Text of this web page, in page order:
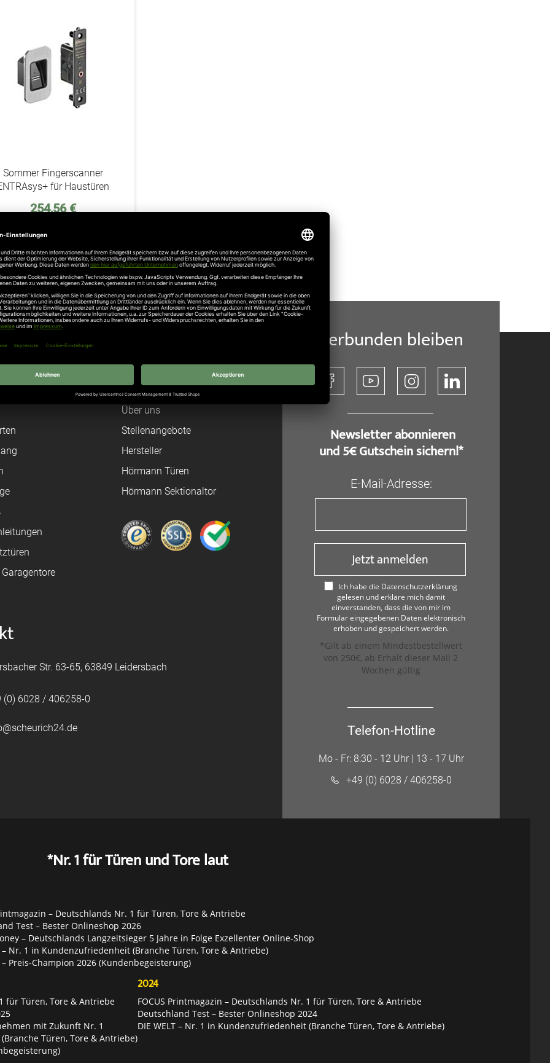
Sommer Fingerscanner
für Haustüren
254,56 €
Unternehmen
Über uns
Stellenangebote
Hersteller
Hörmann Türen
Hörmann Sektionaltor
Str. 63-65, 63849 Leidersbach
(0) 6028 / 406258-0
Verbunden bleiben
​ Newsletter abonnieren
und 5€ Gutschein sichern!*
E-Mail-Adresse:
Jetzt anmelden
Ich habe die Datenschutzerklärung
gelesen und erkläre mich damit
einverstanden, dass die von mir im
Formular eingegebenen Daten elektronisch
erhoben und gespeichert werden.
*Gilt ab einem Mindestbestellwert
von 250€, ab Erhalt dieser Mail 2
Wochen gültig
Telefon-Hotline
Mo - Fr: 8:30 - 12 Uhr | 13 - 17 Uhr
+49 (0) 6028 / 406258-0
*Nr. 1 für Türen und Tore laut
– Deutschlands Nr. 1 für Türen, Tore & Antriebe
Test – Bester Onlineshop 2026
– Deutschlands Langzeitsieger 5 Jahre in Folge Exzellenter Online-Shop
– Nr. 1 in Kundenzufriedenheit (Branche Türen, Tore & Antriebe)
– Preis-Champion 2026 (Kundenbegeisterung)
für Türen, Tore & Antriebe
mit Zukunft Nr. 1
Türen, Tore & Antriebe)
2024
FOCUS Printmagazin – Deutschlands Nr. 1 für Türen, Tore & Antriebe
Deutschland Test – Bester Onlineshop 2024
DIE WELT – Nr. 1 in Kundenzufriedenheit (Branche Türen, Tore & Antriebe)